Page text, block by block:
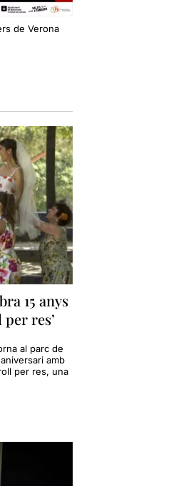
de Verona
15 anys
res’
al parc de
amb
per res, una